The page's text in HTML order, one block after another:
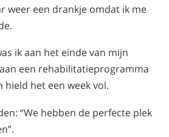
weer een drankje omdat ik me
ik aan het einde van mijn
een rehabilitatieprogramma
hield het een week vol.
“We hebben de perfecte plek